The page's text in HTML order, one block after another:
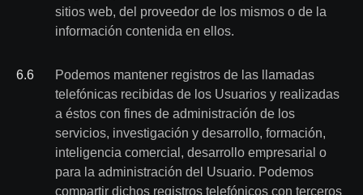
sitios web, del proveedor de los mismos o de la
información contenida en ellos.
6.6
Podemos mantener registros de las llamadas
telefónicas recibidas de los Usuarios y realizadas
a éstos con fines de administración de los
servicios, investigación y desarrollo, formación,
inteligencia comercial, desarrollo empresarial o
para la administración del Usuario. Podemos
compartir dichos registros telefónicos con terceros